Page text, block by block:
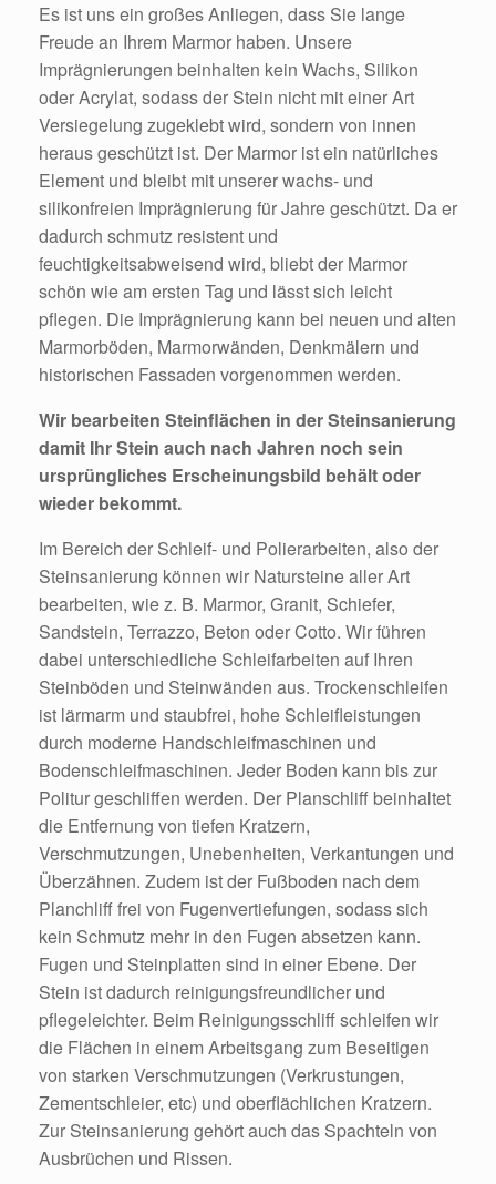
Es ist uns ein großes Anliegen, dass Sie lange
Freude an Ihrem Marmor haben. Unsere
Imprägnierungen beinhalten kein Wachs, Silikon
oder Acrylat, sodass der Stein nicht mit einer Art
Versiegelung zugeklebt wird, sondern von innen
heraus geschützt ist. Der Marmor ist ein natürliches
Element und bleibt mit unserer wachs- und
silikonfreien Imprägnierung für Jahre geschützt. Da er
dadurch schmutz resistent und
feuchtigkeitsabweisend wird, bliebt der Marmor
schön wie am ersten Tag und lässt sich leicht
pflegen. Die Imprägnierung kann bei neuen und alten
Marmorböden, Marmorwänden, Denkmälern und
historischen Fassaden vorgenommen werden.
Wir bearbeiten Steinflächen in der Steinsanierung
damit Ihr Stein auch nach Jahren noch sein
ursprüngliches Erscheinungsbild behält oder
wieder bekommt.
Im Bereich der Schleif- und Polierarbeiten, also der
Steinsanierung können wir Natursteine aller Art
bearbeiten, wie z. B. Marmor, Granit, Schiefer,
Sandstein, Terrazzo, Beton oder Cotto. Wir führen
dabei unterschiedliche Schleifarbeiten auf Ihren
Steinböden und Steinwänden aus. Trockenschleifen
ist lärmarm und staubfrei, hohe Schleifleistungen
durch moderne Handschleifmaschinen und
Bodenschleifmaschinen. Jeder Boden kann bis zur
Politur geschliffen werden. Der Planschliff beinhaltet
die Entfernung von tiefen Kratzern,
Verschmutzungen, Unebenheiten, Verkantungen und
Überzähnen. Zudem ist der Fußboden nach dem
Planchliff frei von Fugenvertiefungen, sodass sich
kein Schmutz mehr in den Fugen absetzen kann.
Fugen und Steinplatten sind in einer Ebene. Der
Stein ist dadurch reinigungsfreundlicher und
pflegeleichter. Beim Reinigungsschliff schleifen wir
die Flächen in einem Arbeitsgang zum Beseitigen
von starken Verschmutzungen (Verkrustungen,
Zementschleier, etc) und oberflächlichen Kratzern.
Zur Steinsanierung gehört auch das Spachteln von
Ausbrüchen und Rissen.